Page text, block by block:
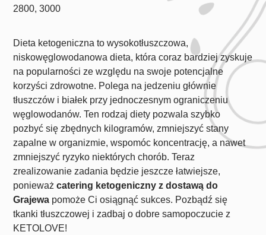
2800, 3000
Dieta ketogeniczna to wysokotłuszczowa,
niskowęglowodanowa dieta, która coraz bardziej zyskuje
na popularności ze względu na swoje potencjalne
korzyści zdrowotne. Polega na jedzeniu głównie
tłuszczów i białek przy jednoczesnym ograniczeniu
węglowodanów. Ten rodzaj diety pozwala szybko
pozbyć się zbędnych kilogramów, zmniejszyć stany
zapalne w organizmie, wspomóc koncentrację, a nawet
zmniejszyć ryzyko niektórych chorób. Teraz
zrealizowanie zadania będzie jeszcze łatwiejsze,
ponieważcatering ketogeniczny z dostawą do
Grajewa pomoże Ci osiągnąć sukces. Pozbądź się
tkanki tłuszczowej i zadbaj o dobre samopoczucie z
KETOLOVE!